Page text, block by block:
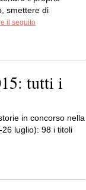
smettere di
il seguito
tutti i
in concorso nella
luglio): 98 i titoli